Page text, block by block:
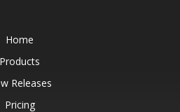
Home
Products
Releases
Pricing